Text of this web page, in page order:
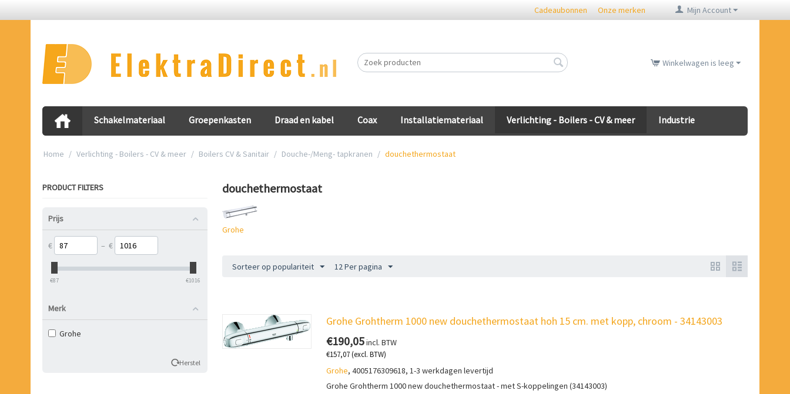
Mijn Account
Cadeaubonnen Onze merken
Winkelwagen is leeg
Schakelmateriaal Groepenkasten Draad en kabel Coax Installatiemateriaal Verlichting - Boilers - CV & meer Industrie
Home / Verlichting - Boilers - CV & meer / Boilers CV & Sanitair / Douche-/Meng- tapkranen / douchethermostaat
PRODUCT FILTERS
Prijs
€ – €
‎€87 ‎€1016
Merk
Grohe
Herstel
douchethermostaat
Grohe
Sorteer op populariteit 12 Per pagina
Grohe Grohtherm 1000 new douchethermostaat hoh 15 cm. met kopp, chroom - 34143003
€190,05incl. BTW
€157,07(excl. BTW)
Grohe, 4005176309618, 1-3 werkdagen levertijd
Grohe Grohtherm 1000 new douchethermostaat - met S-koppelingen (34143003)